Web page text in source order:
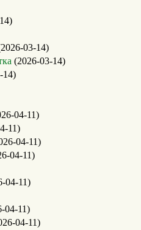
03-14)
(2026-03-14)
14)
04-11)
11)
04-11)
04-11)
04-11)
04-11)
04-11)